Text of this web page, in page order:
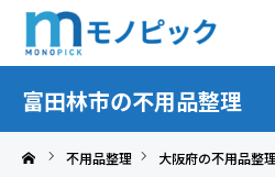
富田林市の不用品整理
不用品整理 大阪府の不用品整理